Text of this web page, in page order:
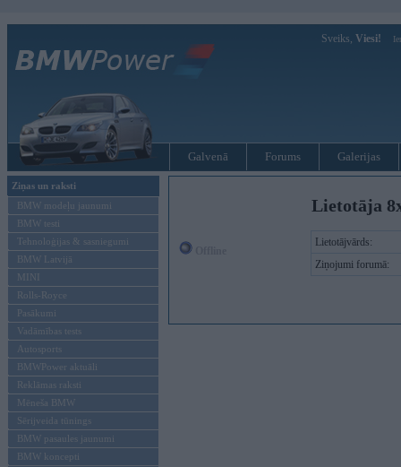
Sveiks, Viesi!
Galvenā Forums Galerijas
Ziņas un raksti
BMW modeļu jaunumi
BMW testi
Tehnoloģijas & sasniegumi
BMW Latvijā
MINI
Rolls-Royce
Pasākumi
Vadāmības tests
Autosports
BMWPower aktuāli
Reklāmas raksti
Mēneša BMW
Sērijveida tūnings
BMW pasaules jaunumi
BMW koncepti
Lietotāja
Lietotājvārds:
Ziņojumi forumā: